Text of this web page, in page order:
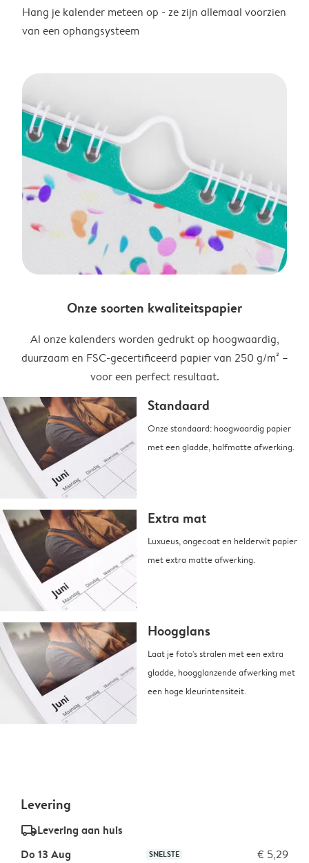
Hang je kalender meteen op - ze zijn allemaal voorzien
van een ophangsysteem
Onze soorten kwaliteitspapier
Al onze kalenders worden gedrukt op hoogwaardig,
duurzaam en FSC-gecertificeerd papier van 250 g/m² –
voor een perfect resultaat.
Standaard
Onze standaard: hoogwaardig papier
met een gladde, halfmatte afwerking.
Extra mat
Luxueus, ongecoat en helderwit papier
met extra matte afwerking.
Hoogglans
Laat je foto's stralen met een extra
gladde, hoogglanzende afwerking met
een hoge kleurintensiteit.
Levering
delivery_standard_v2Levering aan huis
Do 13 Aug
SNELSTE € 5,29